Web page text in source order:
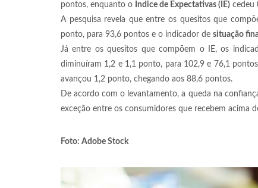
pontos, enquanto o Índice de Expectativas (IE) cedeu
A pesquisa revela que entre os quesitos que
ponto, para 93,6 pontos e o indicador de situação
Já entre os quesitos que compõem o IE, os
diminuíram 1,2 e 1,1 ponto, para 102,9 e 76,1
avançou 1,2 ponto, chegando aos 88,6 pontos.
De acordo com o levantamento, a queda na
exceção entre os consumidores que recebem acima
Foto: Adobe Stock